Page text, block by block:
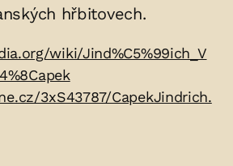
hřbitovech.
wiki/Jind%C5%99ich_V
3xS43787/CapekJindrich.